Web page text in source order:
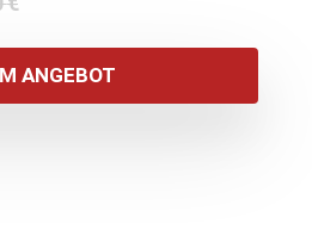
war:
160,00 €
ist:
100,00 €.
ANGEBOT